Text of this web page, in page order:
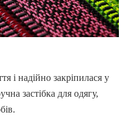
і надійно закріпилася у
застібка для одягу,